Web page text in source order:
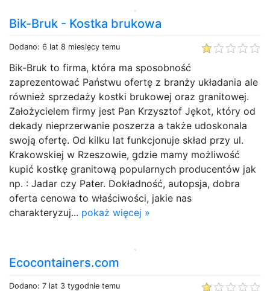
Bik-Bruk - Kostka brukowa
Dodano: 6 lat 8 miesięcy temu
Bik-Bruk to firma, która ma sposobność
zaprezentować Państwu ofertę z branży układania ale
również sprzedaży kostki brukowej oraz granitowej.
Założycielem firmy jest Pan Krzysztof Jękot, który od
dekady nieprzerwanie poszerza a także udoskonala
swoją ofertę. Od kilku lat funkcjonuje skład przy ul.
Krakowskiej w Rzeszowie, gdzie mamy możliwość
kupić kostkę granitową popularnych producentów jak
np. : Jadar czy Pater. Dokładność, autopsja, dobra
oferta cenowa to właściwości, jakie nas
charakteryzuj... pokaż więcej »
Ecocontainers.com
Dodano: 7 lat 3 tygodnie temu